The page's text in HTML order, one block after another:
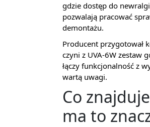
gdzie dostęp do
pozwalają pracować
demontażu.
Producent przygotował
czyni z UVA-6W zestaw
łączy funkcjonalność z
wartą uwagi.
Co
ma to